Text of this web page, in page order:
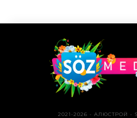
2021-2026 - АЛЮСТРОЙ -